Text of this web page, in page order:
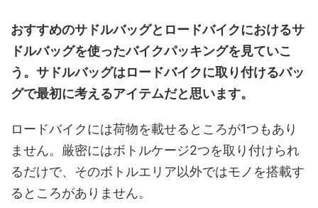
おすすめのサドルバッグとロードバイクにおけるサ
ドルバッグを使ったバイクパッキングを見ていこ
う。サドルバッグはロードバイクに取り付けるバッ
グで最初に考えるアイテムだと思います。
ロードバイクには荷物を載せるところが1つもあり
ません。厳密にはボトルケージ2つを取り付けられ
るだけで、そのボトルエリア以外ではモノを搭載す
るところがありません。